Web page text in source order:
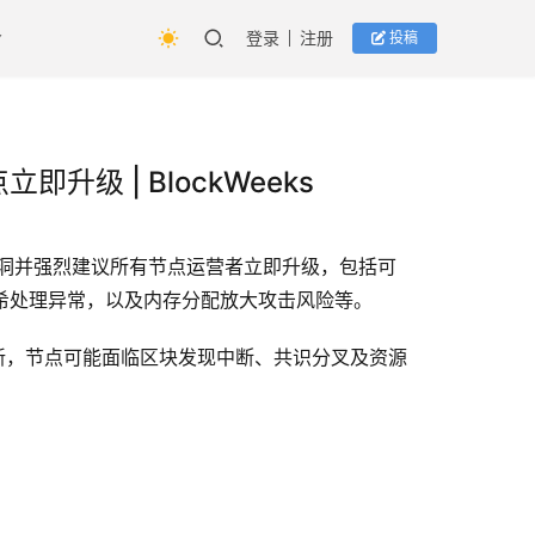
登录 注册 投稿
即升级 | BlockWeeks
强烈建议所有节点运营者立即升级，包括可
理异常，以及内存分配放大攻击风险等。
节点可能面临区块发现中断、共识分叉及资源